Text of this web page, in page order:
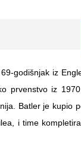
godišnjak iz
prvenstvo iz
Batler je kupio
i time